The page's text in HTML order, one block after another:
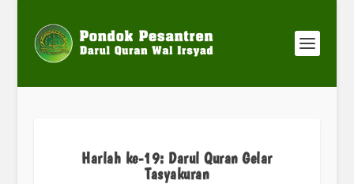
Harlah ke-19: Darul Quran Gelar
Tasyakuran